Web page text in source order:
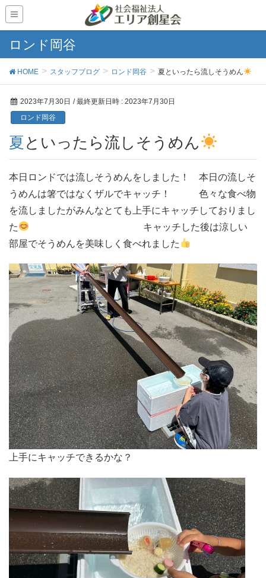
ロンド岡谷
HOME スタッフブログ ロンド岡谷 夏といったら流しそうめん
2023年7月30日 / 最終更新日時 : 2023年7月30日
ロンド岡谷
夏といったら流しそうめん
本日ロンドでは流しそうめんをしました！ 本日の流しそ
うめんは箸ではなくザルでキャッチ！ 色々な食べ物
を流しましたがみんなとても上手にキャッチしておりまし
た
キャッチした後は涼しい
部屋でそうめんを美味しく食べれました
上手にキャッチできるかな？